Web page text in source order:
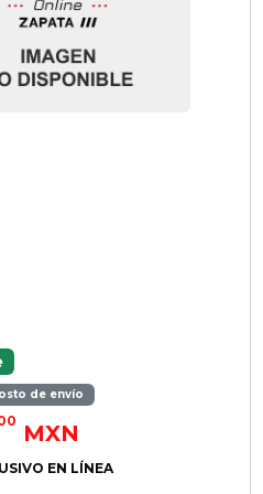
de envío
MXN
EN LÍNEA